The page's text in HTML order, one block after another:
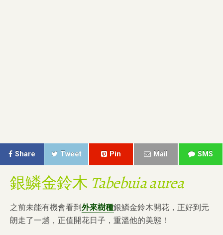
Share Tweet Pin Mail SMS
銀鱗金鈴木 Tabebuia aurea
之前未能有機會看到外來樹種銀鱗金鈴木開花，正好到元
朗走了一趟，正值開花日子，重溫他的美態！